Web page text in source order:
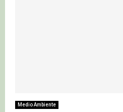
Medio Ambiente